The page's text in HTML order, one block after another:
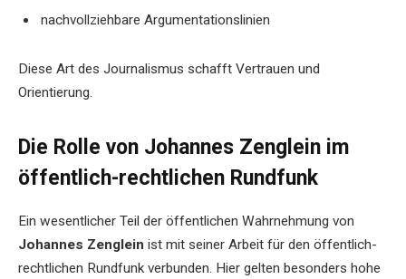
nachvollziehbare Argumentationslinien
Diese Art des Journalismus schafft Vertrauen und
Orientierung.
Die Rolle von Johannes Zenglein im
öffentlich-rechtlichen Rundfunk
Ein wesentlicher Teil der öffentlichen Wahrnehmung von
Johannes Zenglein ist mit seiner Arbeit für den öffentlich-
rechtlichen Rundfunk verbunden. Hier gelten besonders hohe